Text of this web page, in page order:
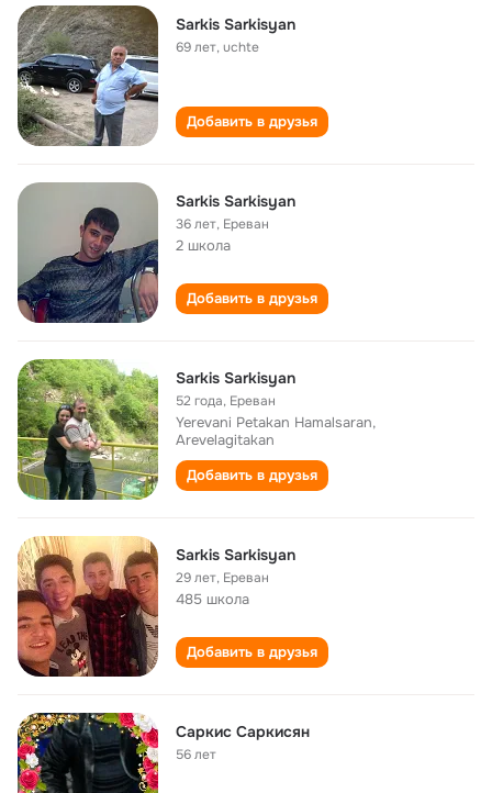
Sarkis Sarkisyan
69 лет,uchte
Добавить в друзья
Sarkis Sarkisyan
36 лет, Ереван
2 школа
Добавить в друзья
Sarkis Sarkisyan
52 года, Ереван
Yerevani Petakan Hamalsaran,
Arevelagitakan
Добавить в друзья
Sarkis Sarkisyan
29 лет, Ереван
485 школа
Добавить в друзья
Саркис Саркисян
56 лет